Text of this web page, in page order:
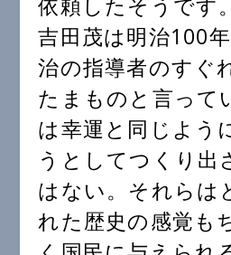
依頼したそうです。
吉田茂は明治100
治の指導者のすぐ
たまものと言って
は幸運と同じよう
うとしてつくり出
はない。それらは
れた歴史の感覚も